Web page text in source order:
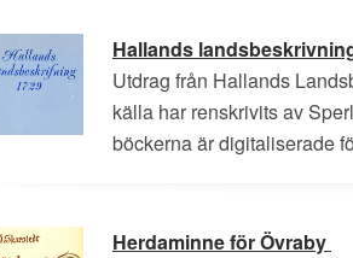
Hallands
Utdrag från Hallands
källa har renskrivits av
böckerna är digitaliserade
Herdaminne för Övraby